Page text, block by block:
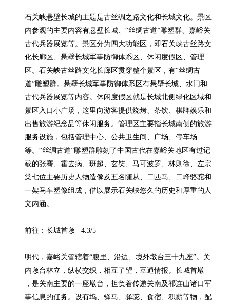
石关峡悬壁长城的主题是古丝绸之路文化和长城文化。景区
内参观的主要内容有悬壁长城、“丝绸古道”雕塑群、嘉峪关
古代兵器展览等。景区分为四大功能区，即石关峡古丝路文
化长廊区、悬壁长城军事防御体系区、休闲度假区、管理
区。石关峡古丝路文化长廊区贯穿整个景区，有“丝绸古
道”雕塑群。悬壁长城军事防御体系区有悬壁长城、水门和
古代兵器展览等内容。休闲度假区就是长城北侧绿化区域和
景区入口小广场，这里向游客提供烧烤、茶饮、棋牌娱乐和
出售旅游纪念品等休闲服务。管理区主要指长城南侧的旅游
服务设施，包括管理中心、公共卫生间、广场、停车场
等。“丝绸古道”雕塑群雕刻了中国古代在嘉峪关地区有过记
载的张骞、霍去病、班超、玄奘、马可波罗、林则徐、左宗
棠七位主要历史人物造像及五名随从、二匹马、二峰骆驼和
一架马车塑像组成，借以展示石关峡悠久的历史和厚重的人
文内涵。
前往：长城首墩   4.3/5
明代，嘉峪关管辖着“腹里、沿边、境外墩台三十九座”。关
内墩台林立，纵横交织，相互了望，互通情报。长城首墩
，是关南主要的一座墩台，担负着传递关南及祁连山诸口军
事信息的任务。设有坞、驿马、驿驼、食宿、积薪等物，配